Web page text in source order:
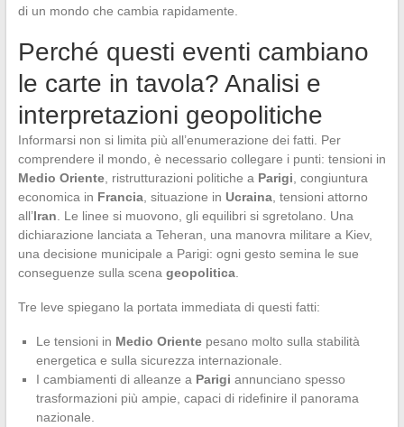
di un mondo che cambia rapidamente.
Perché questi eventi cambiano
le carte in tavola? Analisi e
interpretazioni geopolitiche
Informarsi non si limita più all’enumerazione dei fatti. Per
comprendere il mondo, è necessario collegare i punti: tensioni in
Medio Oriente, ristrutturazioni politiche a Parigi , congiuntura
economica in Francia, situazione in Ucraina, tensioni attorno
all’Iran . Le linee si muovono, gli equilibri si sgretolano. Una
dichiarazione lanciata a Teheran, una manovra militare a Kiev,
una decisione municipale a Parigi: ogni gesto semina le sue
conseguenze sulla scena geopolitica.
Tre leve spiegano la portata immediata di questi fatti:
Le tensioni in Medio Orientepesano molto sulla stabilità
energetica e sulla sicurezza internazionale.
I cambiamenti di alleanze a Parigi annunciano spesso
trasformazioni più ampie, capaci di ridefinire il panorama
nazionale.